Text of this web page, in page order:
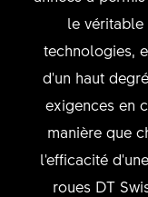
le véritable
technologies,
d'un haut
exigences en
manière que
l'efficacité
roues DT